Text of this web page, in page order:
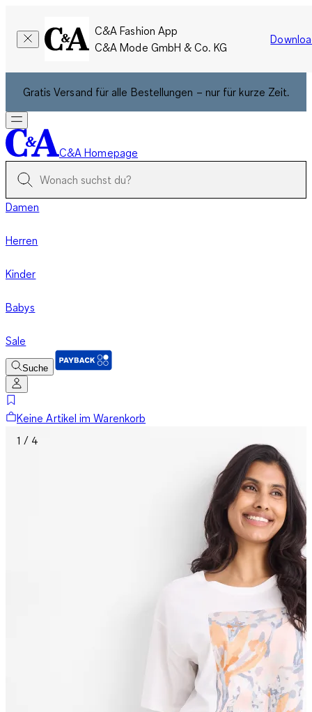
C&A Fashion App
C&A Mode GmbH & Co. KG
Gratis Versand für alle Bestellungen – nur für kurze Zeit.
C&A Homepage
Damen
Herren
Kinder
Babys
Sale
Suche
Keine Artikel im Warenkorb
1 / 4